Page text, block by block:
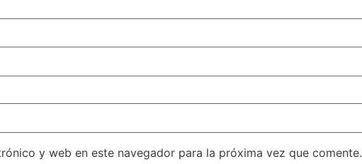
y web en este navegador para la próxima vez que comente.